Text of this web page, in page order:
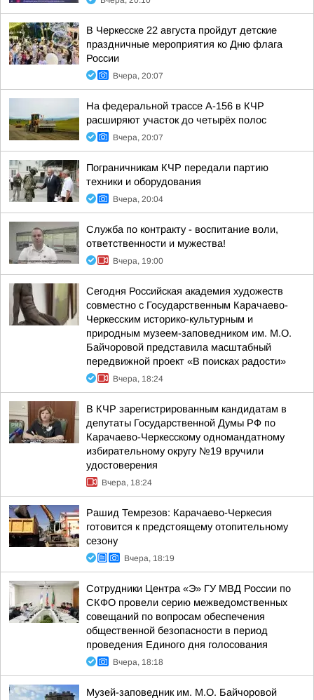
В Черкесске 22 августа пройдут детские
праздничные мероприятия ко Дню флага
России
Вчера, 20:07
На федеральной трассе А-156 в КЧР
расширяют участок до четырёх полос
Вчера, 20:07
Пограничникам КЧР передали партию
техники и оборудования
Вчера, 20:04
Служба по контракту - воспитание воли,
ответственности и мужества!
Вчера, 19:00
Сегодня Российская академия художеств
совместно с Государственным Карачаево-
Черкесским историко-культурным и
природным музеем-заповедником им. М.О.
Байчоровой представила масштабный
передвижной проект «В поисках радости»
Вчера, 18:24
В КЧР зарегистрированным кандидатам в
депутаты Государственной Думы РФ по
Карачаево-Черкесскому одномандатному
избирательному округу №19 вручили
удостоверения
Вчера, 18:24
Рашид Темрезов: Карачаево-Черкесия
готовится к предстоящему отопительному
сезону
Вчера, 18:19
Сотрудники Центра «Э» ГУ МВД России по
СКФО провели серию межведомственных
совещаний по вопросам обеспечения
общественной безопасности в период
проведения Единого дня голосования
Вчера, 18:18
Музей-заповедник им. М.О. Байчоровой